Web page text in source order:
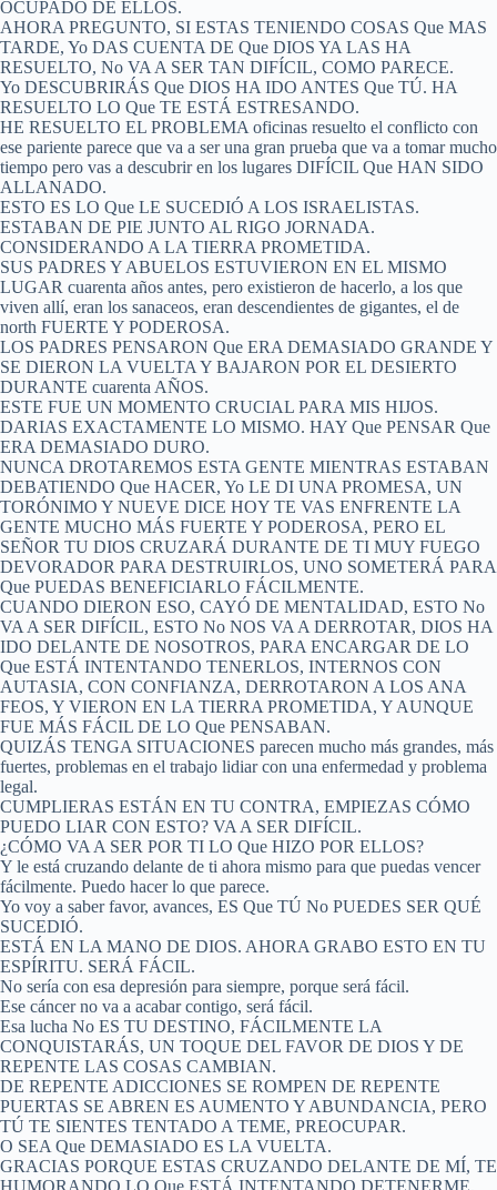
OCUPADO DE ELLOS.
AHORA PREGUNTO, SI ESTAS TENIENDO COSAS Que MAS
TARDE, Yo DAS CUENTA DE Que DIOS YA LAS HA
RESUELTO, No VA A SER TAN DIFÍCIL, COMO PARECE.
Yo DESCUBRIRÁS Que DIOS HA IDO ANTES Que TÚ. HA
RESUELTO LO Que TE ESTÁ ESTRESANDO.
HE RESUELTO EL PROBLEMA oficinas resuelto el conflicto con
ese pariente parece que va a ser una gran prueba que va a tomar mucho
tiempo pero vas a descubrir en los lugares DIFÍCIL Que HAN SIDO
ALLANADO.
ESTO ES LO Que LE SUCEDIÓ A LOS ISRAELISTAS.
ESTABAN DE PIE JUNTO AL RIGO JORNADA.
CONSIDERANDO A LA TIERRA PROMETIDA.
SUS PADRES Y ABUELOS ESTUVIERON EN EL MISMO
LUGAR cuarenta años antes, pero existieron de hacerlo, a los que
viven allí, eran los sanaceos, eran descendientes de gigantes, el de
north FUERTE Y PODEROSA.
LOS PADRES PENSARON Que ERA DEMASIADO GRANDE Y
SE DIERON LA VUELTA Y BAJARON POR EL DESIERTO
DURANTE cuarenta AÑOS.
ESTE FUE UN MOMENTO CRUCIAL PARA MIS HIJOS.
DARIAS EXACTAMENTE LO MISMO. HAY Que PENSAR Que
ERA DEMASIADO DURO.
NUNCA DROTAREMOS ESTA GENTE MIENTRAS ESTABAN
DEBATIENDO Que HACER, Yo LE DI UNA PROMESA, UN
TORÓNIMO Y NUEVE DICE HOY TE VAS ENFRENTE LA
GENTE MUCHO MÁS FUERTE Y PODEROSA, PERO EL
SEÑOR TU DIOS CRUZARÁ DURANTE DE TI MUY FUEGO
DEVORADOR PARA DESTRUIRLOS, UNO SOMETERÁ PARA
Que PUEDAS BENEFICIARLO FÁCILMENTE.
CUANDO DIERON ESO, CAYÓ DE MENTALIDAD, ESTO No
VA A SER DIFÍCIL, ESTO No NOS VA A DERROTAR, DIOS HA
IDO DELANTE DE NOSOTROS, PARA ENCARGAR DE LO
Que ESTÁ INTENTANDO TENERLOS, INTERNOS CON
AUTASIA, CON CONFIANZA, DERROTARON A LOS ANA
FEOS, Y VIERON EN LA TIERRA PROMETIDA, Y AUNQUE
FUE MÁS FÁCIL DE LO Que PENSABAN.
QUIZÁS TENGA SITUACIONES parecen mucho más grandes, más
fuertes, problemas en el trabajo lidiar con una enfermedad y problema
legal.
CUMPLIERAS ESTÁN EN TU CONTRA, EMPIEZAS CÓMO
PUEDO LIAR CON ESTO? VA A SER DIFÍCIL.
¿CÓMO VA A SER POR TI LO Que HIZO POR ELLOS?
Y le está cruzando delante de ti ahora mismo para que puedas vencer
fácilmente. Puedo hacer lo que parece.
Yo voy a saber favor, avances, ES Que TÚ No PUEDES SER QUÉ
SUCEDIÓ.
ESTÁ EN LA MANO DE DIOS. AHORA GRABO ESTO EN TU
ESPÍRITU. SERÁ FÁCIL.
No sería con esa depresión para siempre, porque será fácil.
Ese cáncer no va a acabar contigo, será fácil.
Esa lucha No ES TU DESTINO, FÁCILMENTE LA
CONQUISTARÁS, UN TOQUE DEL FAVOR DE DIOS Y DE
REPENTE LAS COSAS CAMBIAN.
DE REPENTE ADICCIONES SE ROMPEN DE REPENTE
PUERTAS SE ABREN ES AUMENTO Y ABUNDANCIA, PERO
TÚ TE SIENTES TENTADO A TEME, PREOCUPAR.
O SEA Que DEMASIADO ES LA VUELTA.
GRACIAS PORQUE ESTAS CRUZANDO DELANTE DE MÍ, TE
HUMORANDO LO Que ESTÁ INTENTANDO DETENERME,